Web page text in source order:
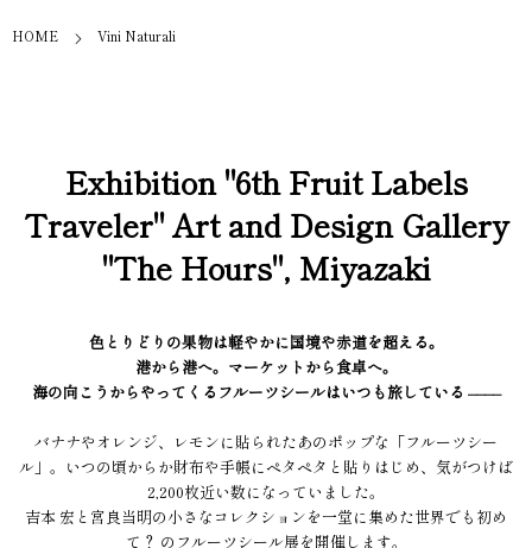
HOME Vini Naturali
Exhibition "6th Fruit Labels
Traveler" Art and Design Gallery
"The Hours", Miyazaki
色とりどりの果物は軽やかに国境や赤道を超える。
港から港へ。マーケットから食卓へ。
海の向こうからやってくるフルーツシールはいつも旅している ––––
バナナやオレンジ、レモンに貼られたあのポップな「フルーツシー
ル」。いつの頃からか財布や手帳にペタペタと貼りはじめ、気がつけば
2,200枚近い数になっていました。
吉本 宏と宮良当明の小さなコレクションを一堂に集めた世界でも初め
て？ のフルーツシール展を開催します。